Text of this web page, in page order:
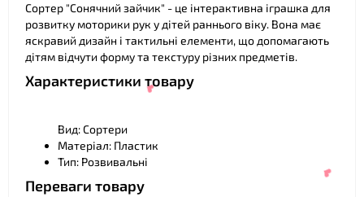
Сортер "Сонячний зайчик" - це інтерактивна іграшка для
розвитку моторики рук у дітей раннього віку. Вона має
яскравий дизайн і тактильні елементи, що допомагають
дітям відчути форму та текстуру різних предметів.
Характеристики товару
Вид: Сортери
Матеріал: Пластик
Тип: Розвивальні
Переваги товару